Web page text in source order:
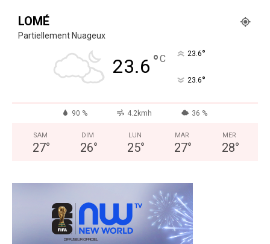
LOMÉ
Partiellement Nuageux
23.6 °C 23.6°
23.6°
90 % 4.2kmh 36 %
SAM
27°
DIM
26°
LUN
25°
MAR
27°
MER
28°